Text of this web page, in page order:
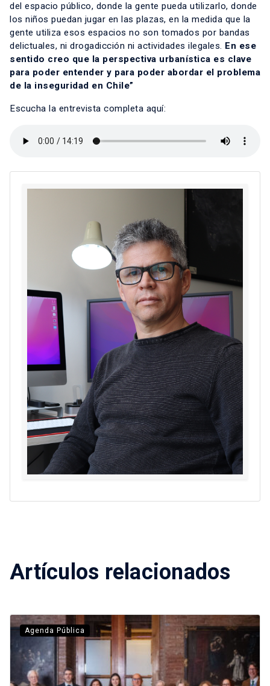
del espacio público, donde la gente pueda utilizarlo, donde
los niños puedan jugar en las plazas, en la medida que la
gente utiliza esos espacios no son tomados por bandas
delictuales, ni drogadicción ni actividades ilegales. En ese
sentido creo que la perspectiva urbanística es clave
para poder entender y para poder abordar el problema
de la inseguridad en Chile”
Escucha la entrevista completa aquí:
Artículos relacionados
Agenda Pública